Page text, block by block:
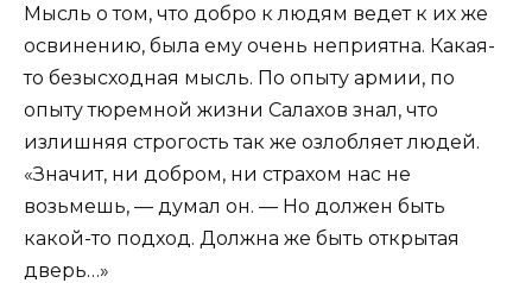
Мысль о том, что добро к людям ведет к их же
освинению, была ему очень неприятна. Какая-
то безысходная мысль. По опыту армии, по
опыту тюремной жизни Салахов знал, что
излишняя строгость так же озлобляет людей.
«Значит, ни добром, ни страхом нас не
возьмешь, — думал он. — Но должен быть
какой-то подход. Должна же быть открытая
дверь…»